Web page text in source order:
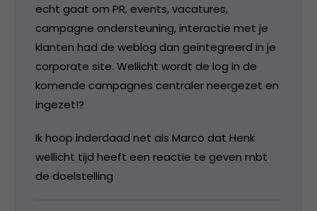
echt gaat om PR, events, vacatures,
campagne ondersteuning, interactie met je
klanten had de weblog dan geintegreerd in je
corporate site. Wellicht wordt de log in de
komende campagnes centraler neergezet en
ingezet!?
Ik hoop inderdaad net als Marco dat Henk
wellicht tijd heeft een reactie te geven mbt
de doelstelling